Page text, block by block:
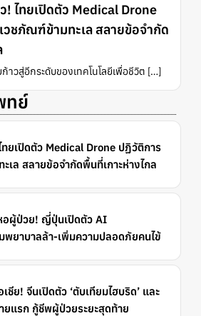
! ไทยเปิดตัว Medical Drone
วชภัณฑ์ข้ามทะเล สลายข้อจำกัด
าวสู่อีกระดับของเทคโนโลยีเพื่อชีวิต […]
ทย์
ทยเปิดตัว Medical Drone ปฏิวัติการ
เล สลายข้อจำกัดพื้นที่เกาะห่างไกล
อผู้ป่วย! ญี่ปุ่นเปิดตัว AI
พยาบาลล้า-เพิ่มความปลอดภัยคนไข้
ชีย! จีนเปิดตัว ‘ตับเทียมไฮบริด’ และ
ยแรก กู้ชีพผู้ป่วยระยะสุดท้าย